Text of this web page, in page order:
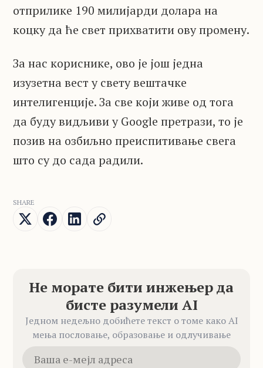
отприлике 190 милијарди долара на
коцку да ће свет прихватити ову промену.
За нас кориснике, ово је још једна
изузетна вест у свету вештачке
интелигенције. За све који живе од тога
да буду видљиви у Google претрази, то је
позив на озбиљно преиспитивање свега
што су до сада радили.
SHARE
Не морате бити инжењер да
бисте разумели AI
Једном недељно добићете текст о томе како AI
мења пословање, образовање и одлучивање